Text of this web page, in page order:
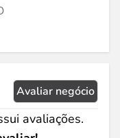
Avaliar negócio
avaliações.